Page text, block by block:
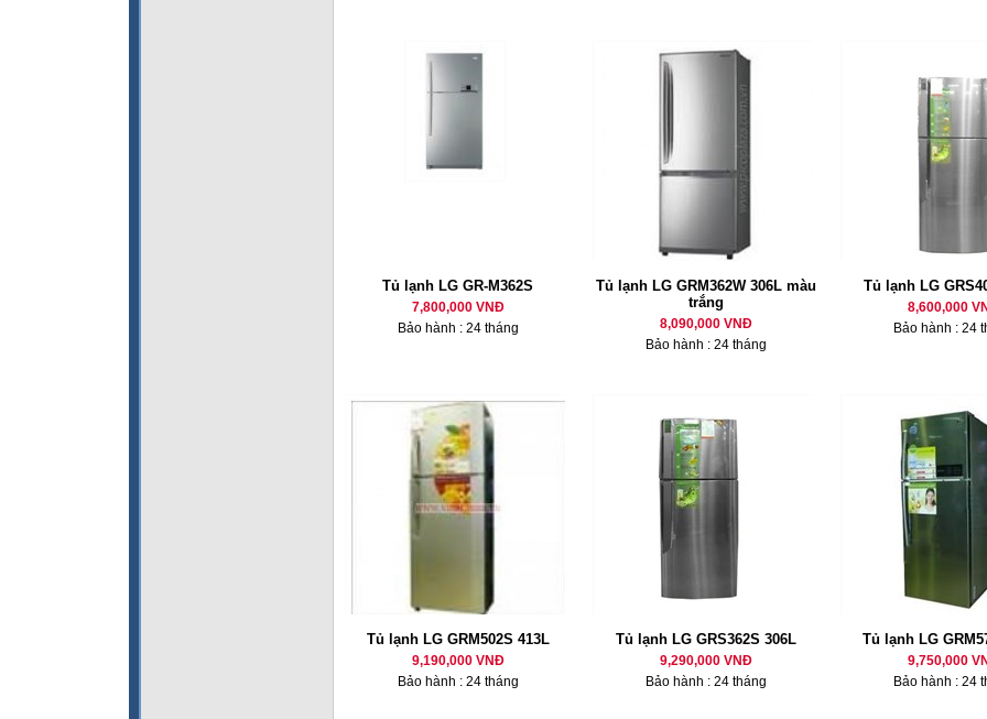
Tủ lạnh LG GR-M362S
7,800,000 VNĐ
Bảo hành : 24 tháng
Tủ lạnh LG GRM362W 306L màu
trắng
8,090,000 VNĐ
Bảo hành : 24 tháng
Tủ lạnh LG
8,600,000
Bảo hành : 24
Tủ lạnh LG GRM502S 413L
9,190,000 VNĐ
Bảo hành : 24 tháng
Tủ lạnh LG GRS362S 306L
9,290,000 VNĐ
Bảo hành : 24 tháng
Tủ lạnh LG
9,750,000
Bảo hành : 24